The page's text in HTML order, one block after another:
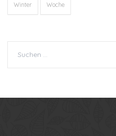
Winter Woche